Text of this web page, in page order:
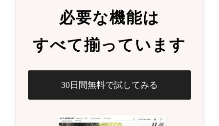
必要な機能は
すべて揃っています
30日間無料で試してみる